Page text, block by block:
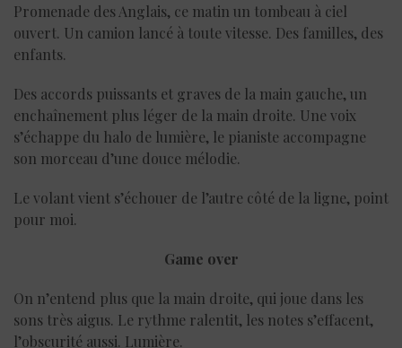
Promenade des Anglais, ce matin un tombeau à ciel
ouvert. Un camion lancé à toute vitesse. Des familles, des
enfants.
Des accords puissants et graves de la main gauche, un
enchaînement plus léger de la main droite. Une voix
s’échappe du halo de lumière, le pianiste accompagne
son morceau d’une douce mélodie.
Le volant vient s’échouer de l’autre côté de la ligne, point
pour moi.
Game over
On n’entend plus que la main droite, qui joue dans les
sons très aigus. Le rythme ralentit, les notes s’effacent,
l’obscurité aussi. Lumière.